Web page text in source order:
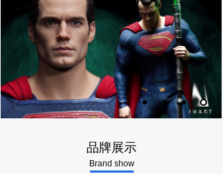
品牌展示
Brand show